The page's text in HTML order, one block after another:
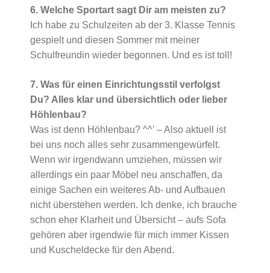
6. Welche Sportart sagt Dir am meisten zu?
Ich habe zu Schulzeiten ab der 3. Klasse Tennis
gespielt und diesen Sommer mit meiner
Schulfreundin wieder begonnen. Und es ist toll!
7. Was für einen Einrichtungsstil verfolgst
Du? Alles klar und übersichtlich oder lieber
Höhlenbau?
Was ist denn Höhlenbau? ^^’ – Also aktuell ist
bei uns noch alles sehr zusammengewürfelt.
Wenn wir irgendwann umziehen, müssen wir
allerdings ein paar Möbel neu anschaffen, da
einige Sachen ein weiteres Ab- und Aufbauen
nicht überstehen werden. Ich denke, ich brauche
schon eher Klarheit und Übersicht – aufs Sofa
gehören aber irgendwie für mich immer Kissen
und Kuscheldecke für den Abend.